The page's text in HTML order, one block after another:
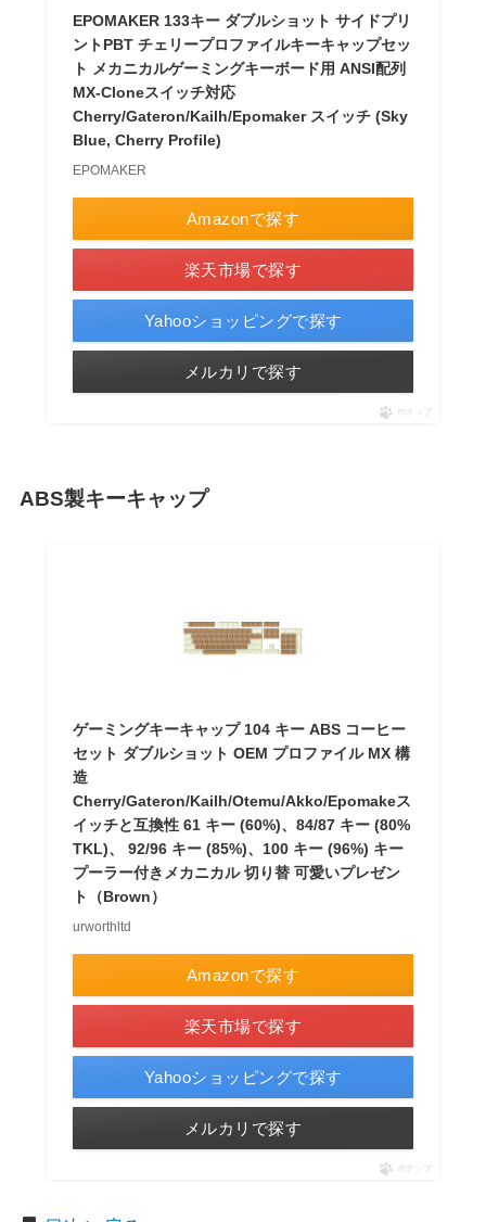
EPOMAKER 133キー ダブルショット サイドプリ
ントPBT チェリープロファイルキーキャップセッ
ト メカニカルゲーミングキーボード用 ANSI配列
MX-Cloneスイッチ対応
Cherry/Gateron/Kailh/Epomaker スイッチ (Sky
Blue, Cherry Profile)
EPOMAKER
Amazonで探す
楽天市場で探す
Yahooショッピングで探す
メルカリで探す
ポチップ
ABS製キーキャップ
ゲーミングキーキャップ 104 キー ABS コーヒー
セット ダブルショット OEM プロファイル MX 構
造
Cherry/Gateron/Kailh/Otemu/Akko/Epomakeス
イッチと互換性 61 キー (60%)、84/87 キー (80%
TKL)、 92/96 キー (85%)、100 キー (96%) キー
プーラー付きメカニカル 切り替 可愛いプレゼン
ト（Brown）
urworthltd
Amazonで探す
楽天市場で探す
Yahooショッピングで探す
メルカリで探す
ポチップ